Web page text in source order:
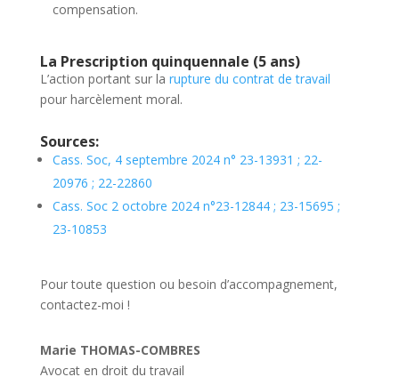
compensation.
La Prescription quinquennale (5 ans)
L’action portant sur la rupture du contrat de travail
pour harcèlement moral.
Sources:
Cass. Soc, 4 septembre 2024 n° 23-13931 ; 22-
20976 ; 22-22860
Cass. Soc 2 octobre 2024 n°23-12844 ; 23-15695 ;
23-10853
Pour toute question ou besoin d’accompagnement,
contactez-moi !
Marie THOMAS-COMBRES
Avocat en droit du travail